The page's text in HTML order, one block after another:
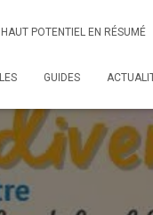
HAUT POTENTIEL EN RÉSUMÉ
GUIDES